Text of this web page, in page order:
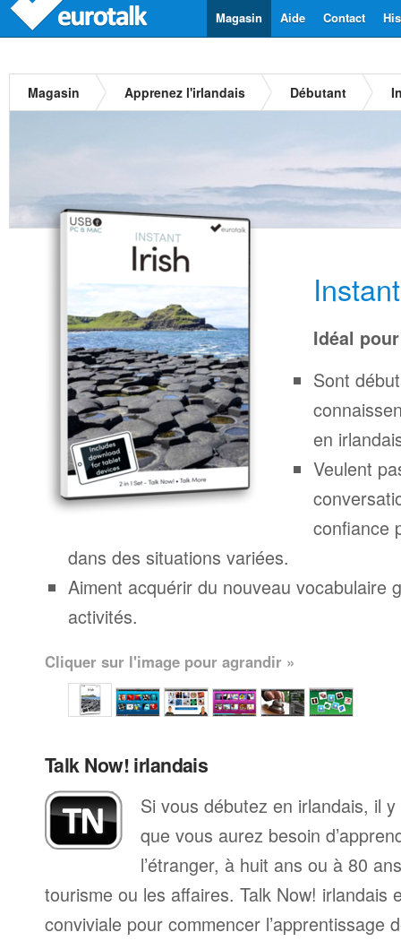
Contact
Aide
Magasin
Magasin Apprenez l'irlandais Débutant
Idéal
Sont
en
Veulent
confiance
dans des situations variées.
Aiment acquérir du nouveau vocabulaire
activités.
Cliquer sur l'image pour agrandir »
Talk Now! irlandais
Si vous débutez en irlandais, il
que vous aurez besoin
l’étranger, à huit ans ou à 80
tourisme ou les affaires. Talk Now! irlandais
conviviale pour commencer l’apprentissage